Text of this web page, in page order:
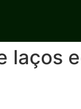
laços